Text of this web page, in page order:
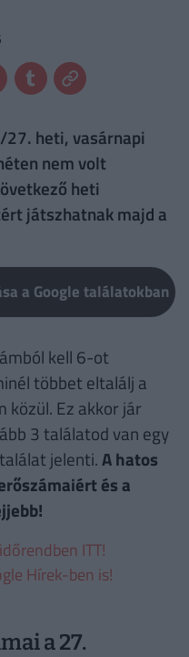
heti, vasárnapi
nem volt
heti
játszhatnak majd a
a Google találatokban
kell 6-ot
többet eltalálj a
Ez akkor jár
3 találatod van egy
jelenti.A hatos
és a
ITT!
Hírek-ben is!
a 27.